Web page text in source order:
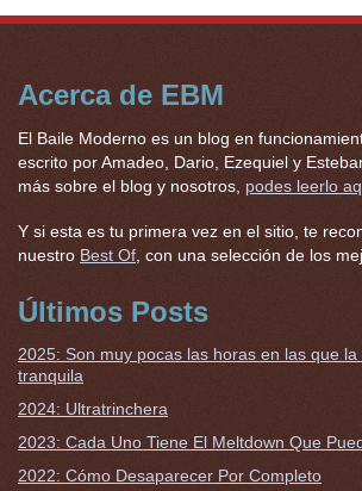
Acerca de EBM
El Baile Moderno es un blog en
escrito por Amadeo, Dario, Ezequiel y
más sobre el blog y nosotros, podes leerlo
Y si esta es tu primera vez en el sitio, te
nuestro Best Of , con una selección de los
Últimos Posts
2025: Son muy pocas las horas en las que
tranquila
2024: Ultratrinchera
2023: Cada Uno Tiene El Meltdown Que
2022: Cómo Desaparecer Por Completo